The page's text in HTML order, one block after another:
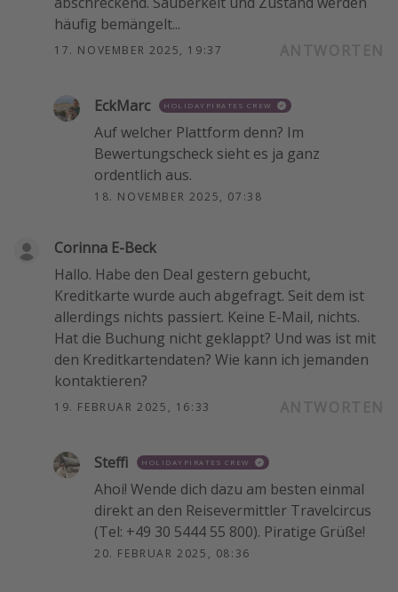
häufig bemängelt...
17. NOVEMBER 2025, 19:37
EckMarc HOLIDAYPIRATES CREW
Auf welcher Plattform denn? Im
Bewertungscheck sieht es ja ganz
ordentlich aus.
18. NOVEMBER 2025, 07:38
Corinna E-Beck
Hallo. Habe den Deal gestern gebucht,
Kreditkarte wurde auch abgefragt. Seit dem ist
allerdings nichts passiert. Keine E-Mail, nichts.
Hat die Buchung nicht geklappt? Und was ist mit
den Kreditkartendaten? Wie kann ich jemanden
kontaktieren?
19. FEBRUAR 2025, 16:33
Steffi HOLIDAYPIRATES CREW
Ahoi! Wende dich dazu am besten einmal
direkt an den Reisevermittler Travelcircus
(Tel: +49 30 5444 55 800). Piratige Grüße!
20. FEBRUAR 2025, 08:36